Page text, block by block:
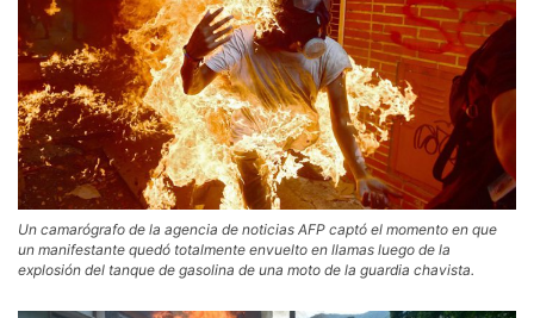
Un camarógrafo de la agencia de noticias AFP captó el momento en que
un manifestante quedó totalmente envuelto en llamas luego de la
explosión del tanque de gasolina de una moto de la guardia chavista.